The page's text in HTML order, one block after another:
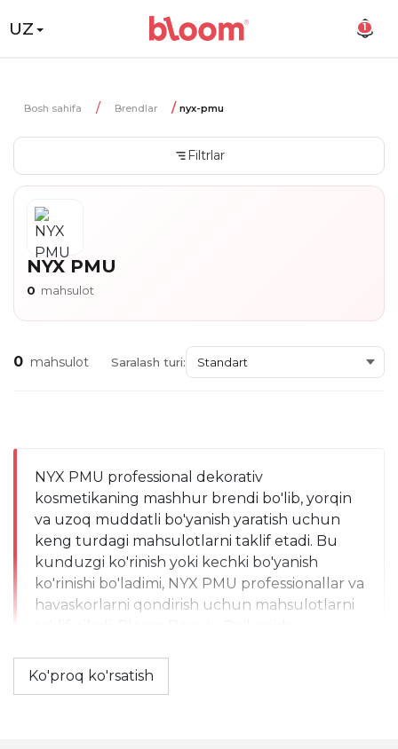
UZ 1
Bosh sahifa Brendlar nyx-pmu
Filtrlar
NYX PMU
0 mahsulot
0 mahsulot Saralash turi:
NYX PMU professional dekorativ
kosmetikaning mashhur brendi bo'lib, yorqin
va uzoq muddatli bo'yanish yaratish uchun
keng turdagi mahsulotlarni taklif etadi. Bu
kunduzgi ko'rinish yoki kechki bo'yanish
ko'rinishi bo'ladimi, NYX PMU professionallar va
havaskorlarni qondirish uchun mahsulotlarni
yuqori pigmentatsiya, chidamlilik va sifatli NYX
PMU kosmetikasidan bahramand bo'ling.
Ko'proq ko'rsatish